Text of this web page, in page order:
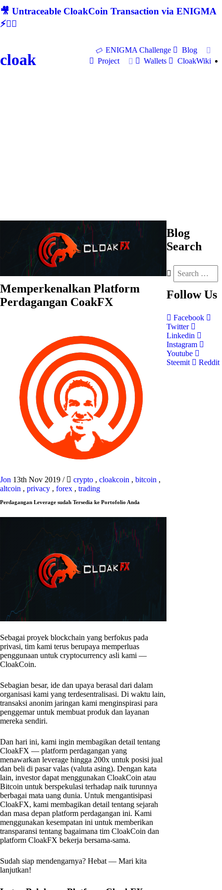
🎥 Untraceable CloakCoin Transaction via ENIGMA
⚡🕵‍♂
cloak
ENIGMA Challenge
Blog
Project
Wallets CloakWiki
Memperkenalkan Platform
Perdagangan CoakFX
Jon 13th Nov 2019 / crypto , cloakcoin , bitcoin ,
altcoin , privacy , forex , trading
Perdagangan Leverage sudah Tersedia ke Portofolio Anda
Sebagai proyek blockchain yang berfokus pada
privasi, tim kami terus berupaya memperluas
penggunaan untuk cryptocurrency asli kami —
CloakCoin.
Sebagian besar, ide dan upaya berasal dari dalam
organisasi kami yang terdesentralisasi. Di waktu lain,
transaksi anonim jaringan kami menginspirasi para
penggemar untuk membuat produk dan layanan
mereka sendiri.
Dan hari ini, kami ingin membagikan detail tentang
CloakFX — platform perdagangan yang
menawarkan leverage hingga 200x untuk posisi jual
dan beli di pasar valas (valuta asing). Dengan kata
lain, investor dapat menggunakan CloakCoin atau
Bitcoin untuk berspekulasi terhadap naik turunnya
berbagai mata uang dunia. Untuk mengantisipasi
CloakFX, kami membagikan detail tentang sejarah
dan masa depan platform perdagangan ini. Kami
menggunakan kesempatan ini untuk memberikan
transparansi tentang bagaimana tim CloakCoin dan
platform CloakFX bekerja bersama-sama.
Sudah siap mendengarnya? Hebat — Mari kita
lanjutkan!
Blog
Search
Follow Us
Facebook
Twitter
Linkedin
Instagram
Youtube
Steemit
Reddit